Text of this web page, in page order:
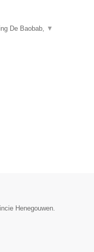
De Baobab, ▼
Henegouwen.